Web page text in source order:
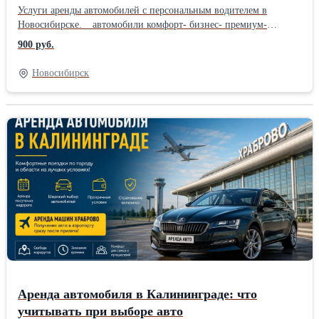
Услуги аренды автомобилей с персональным водителем в
Новосибирске. _ автомобили комфорт- бизнес- премиум-
классов _ -> современные автомобили от официальных дилеров
-> строгий контроль технического состояния и обслуживания
авто -> безупречный внешний вид и блестящая чистота в салоне
Добро пожаловать в новое путешествие с «ROLLEN»!
900 руб.
Новосибирск
Аренда автомобиля в Калининграде: что
учитывать при выборе авто